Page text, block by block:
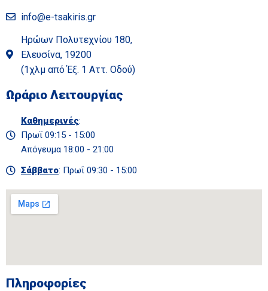
info@e-tsakiris.gr
Ηρώων Πολυτεχνίου 180,
Ελευσίνα, 19200
(1χλμ από Έξ. 1 Αττ. Οδού)
Ωράριο Λειτουργίας
Καθημερινές:
Πρωΐ 09:15 - 15:00
Απόγευμα 18:00 - 21:00
Σάββατο: Πρωΐ 09:30 - 15:00
Πληροφορίες